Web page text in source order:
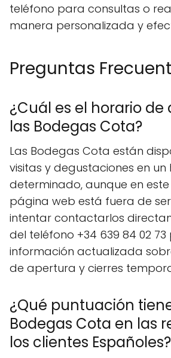
teléfono para consultas o
manera personalizada y
Preguntas
¿Cuál es el horario
las Bodegas Cota?
Las Bodegas Cota están
visitas y degustaciones en un
determinado, aunque en
página web está fuera de
intentar contactarlos
del teléfono +34 639 84 02
información actualizada
de apertura y cierres
¿Qué puntuación
Bodegas Cota en las
los clientes Españoles?